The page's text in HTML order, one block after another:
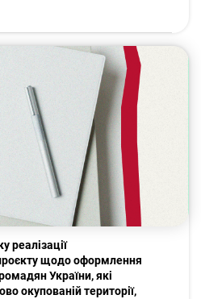
щодо оформлення
України, які
окупованій території,